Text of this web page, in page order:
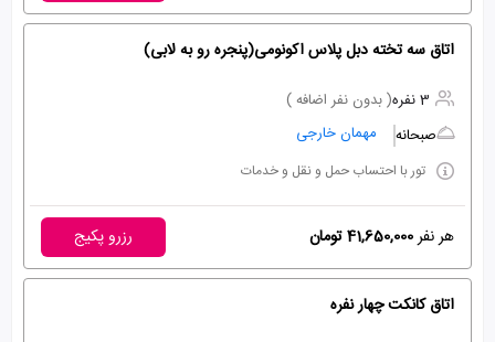
اتاق سه تخته دبل پلاس اکونومی(پنجره رو به لابی)
3 نفره
( بدون نفر اضافه )
صبحانه
مهمان خارجی
تور با احتساب حمل و نقل و خدمات
هر نفر41,650,000 تومان رزرو پکیج
اتاق کانکت چهار نفره